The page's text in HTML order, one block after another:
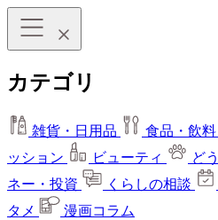
カテゴリ
雑貨・日用品 食品・飲料
ッション
ビューティ ど
ネー・投資
くらしの相談
タメ
漫画コラム